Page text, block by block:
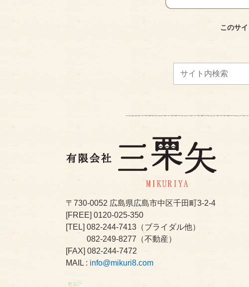
このサ
〒730-0052 広島県広島市中区千田町3-2-4
[FREE] 0120-025-350
[TEL] 082-244-7413 （ブライダル他）
082-249-8277 （不動産）
[FAX] 082-244-7472
MAIL : info@mikuri8.com